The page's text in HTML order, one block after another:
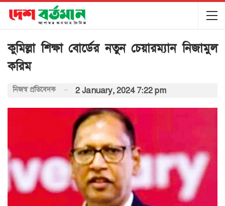
কুমিল্লা শিক্ষা বোর্ডের নতুন চেয়ারম্যান নিজামুল
করিম
নিজস্ব প্রতিবেদক 2 January, 2024 7:22 pm